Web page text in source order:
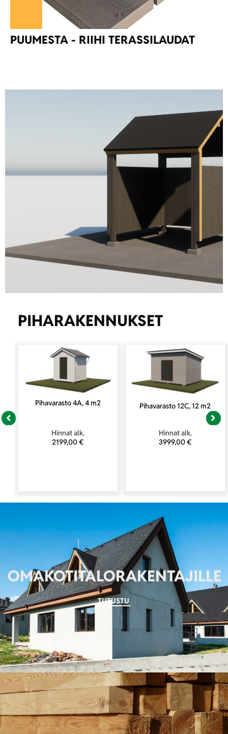
PUUMESTA - RIIHI TERASSILAUDAT
TYYLIKKÄÄT
PIHARAKENNUKSET
JÄTEKATOKSET
PYÖRÄKATOKSET
LEIKKIMÖKIT
Lue lisää
PIHARAKENNUKSET
Pihavarasto 4A, 4 m2
Hinnat alk.
2199,00€
Pihavarasto 12C, 12 m2
Hinnat alk.
3999,00€
OMAKOTITALORAKENTAJILLE
TUTUSTU